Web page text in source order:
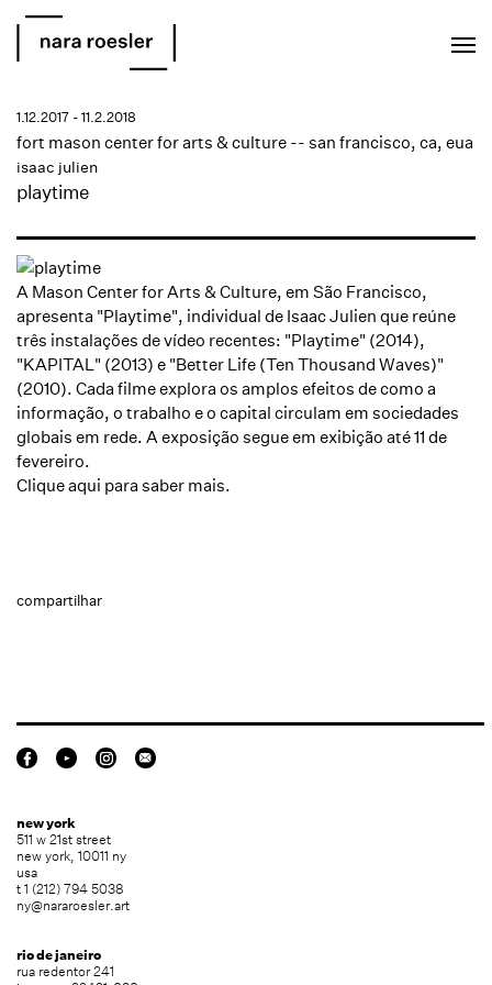
playtime
isaac julien
fort mason center for arts & culture -- san francisco, ca, eua
1.12.2017 - 11.2.2018
A Mason Center for Arts & Culture, em São Francisco,
apresenta "Playtime", individual de Isaac Julien que reúne
três instalações de vídeo recentes: "Playtime" (2014),
"KAPITAL" (2013) e "Better Life (Ten Thousand Waves)"
(2010). Cada filme explora os amplos efeitos de como a
informação, o trabalho e o capital circulam em sociedades
globais em rede. A exposição segue em exibição até 11 de
fevereiro.
Clique aqui para saber mais.
compartilhar
new york
511 w 21st street
new york, 10011 ny
usa
t 1 (212) 794 5038
ny@nararoesler.art
rio de janeiro
rua redentor 241